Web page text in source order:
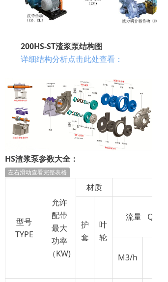
200HS-ST渣浆泵结构图
详细结构分析点击此处查看：
HS渣浆泵参数大全：
左右滑动查看完整表格
型号
TYPE
允许
配带
最大
功率
（KW)
材质
护
套
叶
轮
流量 Q
M3/h